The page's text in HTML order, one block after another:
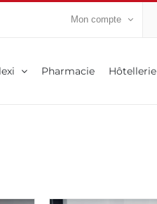
Mon compte
Pharmacie Hôtellerie